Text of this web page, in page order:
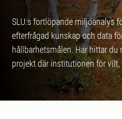
SLU:s fortlöpande miljöanalys
efterfrågad kunskap och data
hållbarhetsmålen. Här hittar
projekt där institutionen för